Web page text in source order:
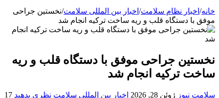
خانه/ اخبار نظام سلامت/ اخبار بین المللی سلامت/نخستین جراحی
موفق با دستگاه قلب و ریه ساخت ترکیه انجام شد
نخستین جراحی موفق با دستگاه قلب و ریه
ساخت ترکیه انجام شد
سلامت نیوز ژوئن 28, 2026 اخبار بین المللی سلامت نظری بدهید 17